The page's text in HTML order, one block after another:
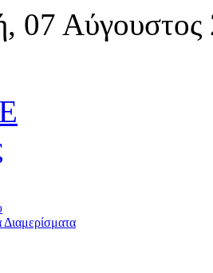
07 Αύγουστος